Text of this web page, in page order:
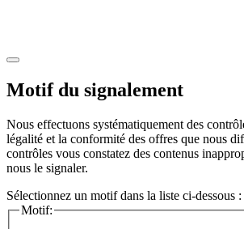
Motif du signalement
Nous effectuons systématiquement des
légalité et la conformité des offres que nous
contrôles vous constatez des contenus
nous le signaler.
Sélectionnez un motif dans la liste ci-dessous :
Motif: